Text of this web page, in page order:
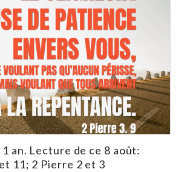
an. Lecture de ce 8 août:
11; 2 Pierre 2 et 3